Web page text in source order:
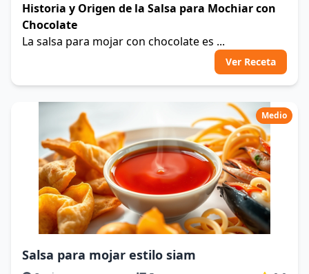
Historia y Origen de la Salsa para Mochiar con
Chocolate
La salsa para mojar con chocolate es ...
Ver Receta
Medio
Salsa para mojar estilo siam